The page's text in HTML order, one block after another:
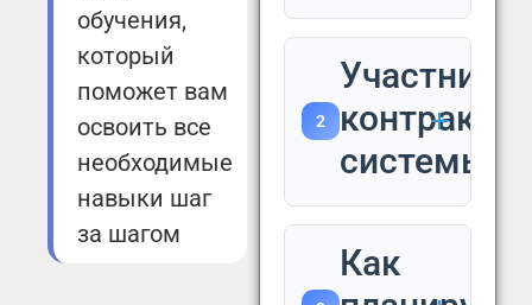
обучения,
который
поможет вам
освоить все
необходимые
навыки шаг
за шагом
2
Участники
системы
Как